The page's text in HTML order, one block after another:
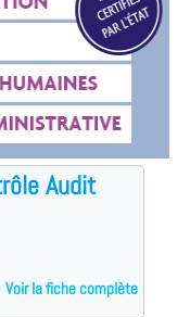
Audit
Voir la fiche complète